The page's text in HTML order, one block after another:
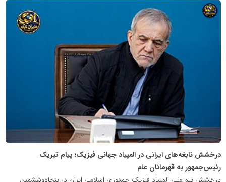
درخشش نابغه‌های ایرانی در المپیاد جهانی فیزیک؛ پیام تبریک
رئیس‌جمهور به قهرمانان علم